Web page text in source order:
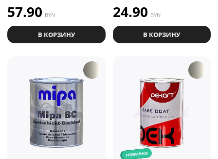
57.90 BYN
В КОРЗИНУ
24.90 BYN
В КОРЗИНУ
новинка